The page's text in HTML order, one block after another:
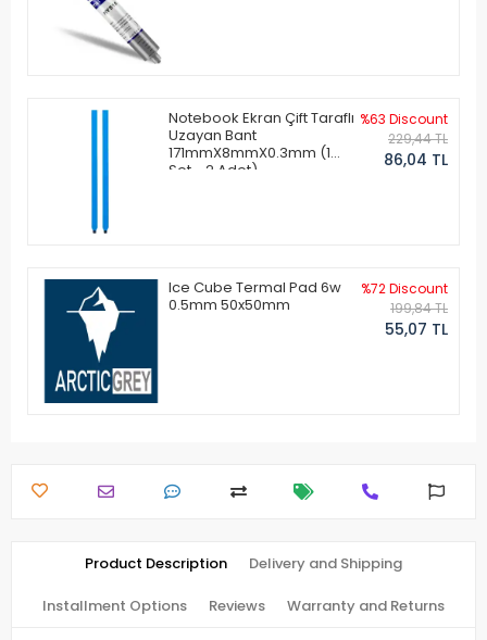
Notebook Ekran Çift Taraflı
Uzayan Bant
171mmX8mmX0.3mm (1
Set - 2 Adet)
%63 Discount
229,44 TL
86,04 TL
Ice Cube Termal Pad 6w
0.5mm 50x50mm
%72 Discount
199,84 TL
55,07 TL
Product Description Delivery and Shipping
Installment Options Reviews Warranty and Returns